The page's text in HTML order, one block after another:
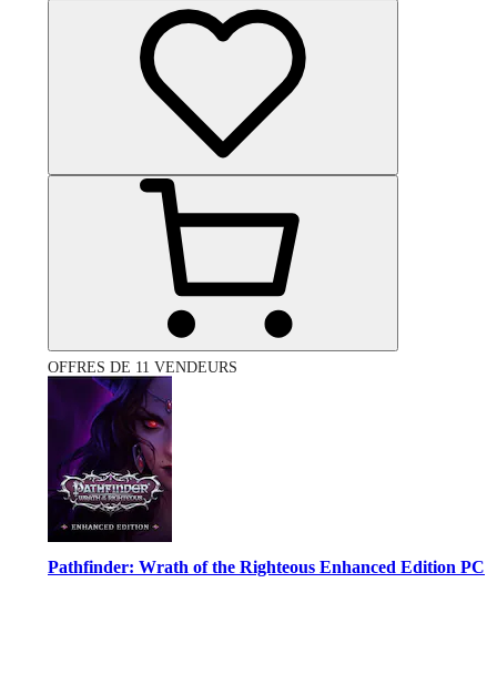
OFFRES DE 11 VENDEURS
Pathfinder: Wrath of the Righteous Enhanced Edition PC